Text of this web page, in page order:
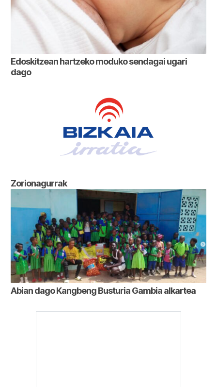
Edoskitzean hartzeko moduko sendagai ugari
dago
Zorionagurrak
Abian dago Kangbeng Busturia Gambia alkartea